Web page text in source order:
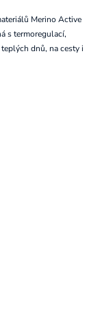
Merino Active
s termoregulací,
dnů, na cesty i